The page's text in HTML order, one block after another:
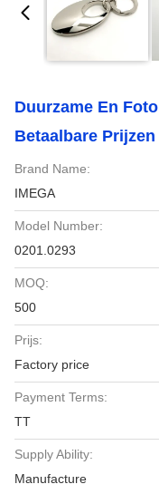
Duurzame En
Betaalbare Prijzen
Brand Name:
IMEGA
Model Number:
0201.0293
MOQ:
500
Prijs:
Factory price
Payment Terms:
TT
Supply Ability:
Manufacture